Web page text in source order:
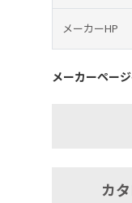
メーカーHP
メーカーペー
カ